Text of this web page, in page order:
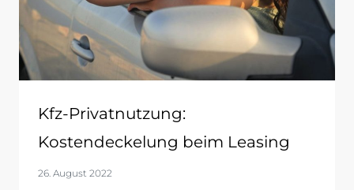
Kfz-Privatnutzung:
Kostendeckelung beim Leasing
26. August 2022